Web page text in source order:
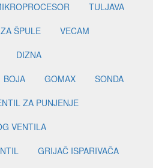
TULJAVA
ŠPULE
VECAM
DIZNA
BOJA GOMAX
SONDA
ZA PUNJENJE
VENTILA
GRIJAČ ISPARIVAČA